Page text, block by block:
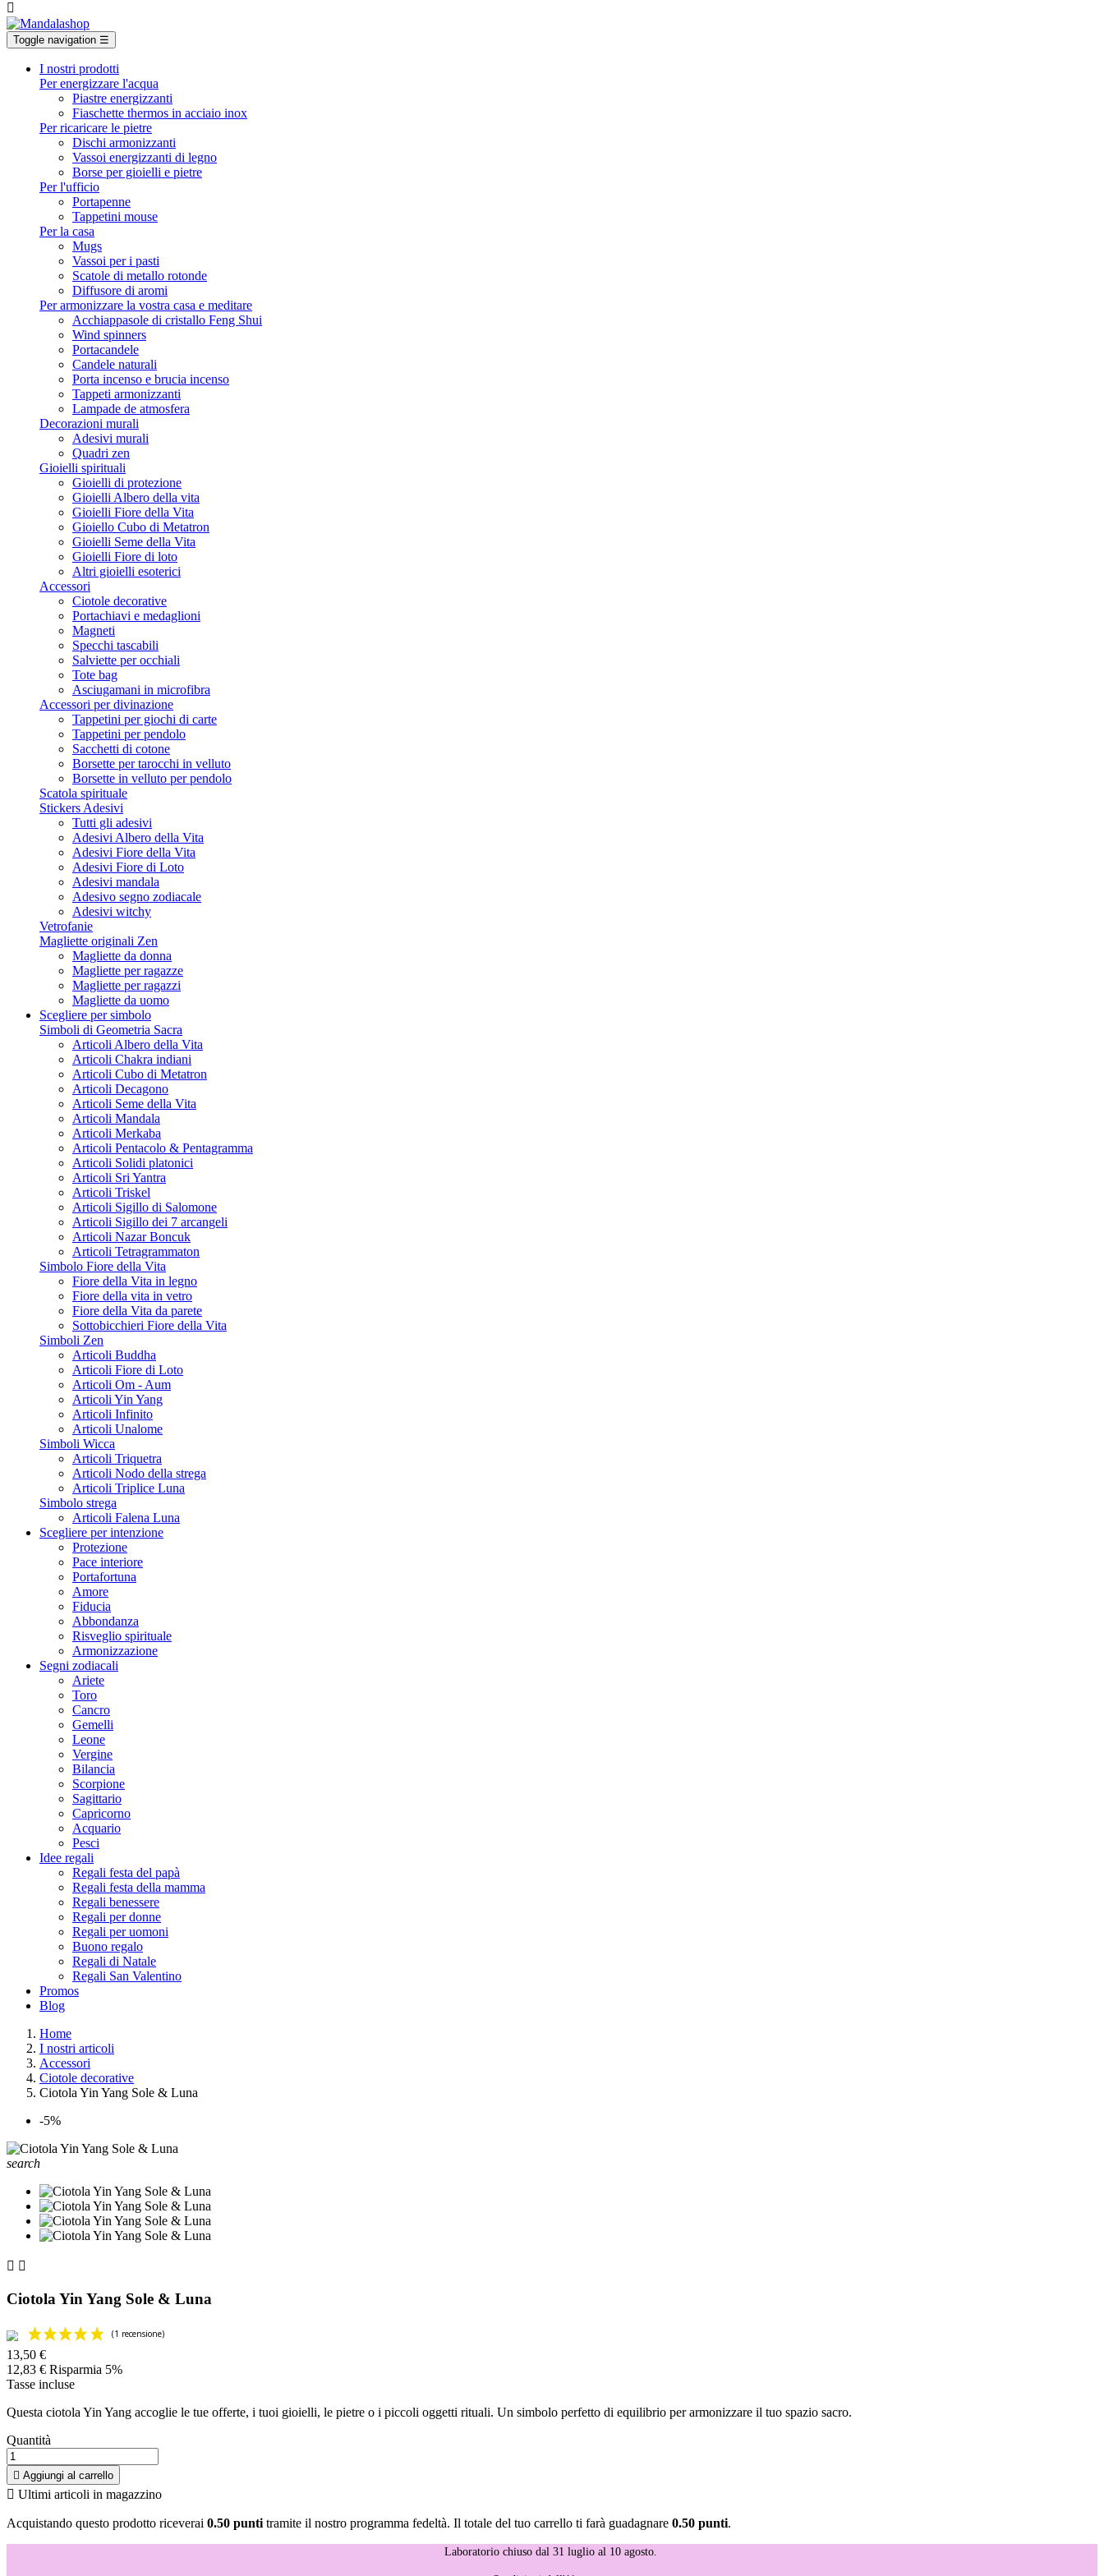

Toggle navigation ☰
I nostri prodotti
Per energizzare l'acqua
Piastre energizzanti
Fiaschette thermos in acciaio inox
Per ricaricare le pietre
Dischi armonizzanti
Vassoi energizzanti di legno
Borse per gioielli e pietre
Per l'ufficio
Portapenne
Tappetini mouse
Per la casa
Mugs
Vassoi per i pasti
Scatole di metallo rotonde
Diffusore di aromi
Per armonizzare la vostra casa e meditare
Acchiappasole di cristallo Feng Shui
Wind spinners
Portacandele
Candele naturali
Porta incenso e brucia incenso
Tappeti armonizzanti
Lampade de atmosfera
Decorazioni murali
Adesivi murali
Quadri zen
Gioielli spirituali
Gioielli di protezione
Gioielli Albero della vita
Gioielli Fiore della Vita
Gioiello Cubo di Metatron
Gioielli Seme della Vita
Gioielli Fiore di loto
Altri gioielli esoterici
Accessori
Ciotole decorative
Portachiavi e medaglioni
Magneti
Specchi tascabili
Salviette per occhiali
Tote bag
Asciugamani in microfibra
Accessori per divinazione
Tappetini per giochi di carte
Tappetini per pendolo
Sacchetti di cotone
Borsette per tarocchi in velluto
Borsette in velluto per pendolo
Scatola spirituale
Stickers Adesivi
Tutti gli adesivi
Adesivi Albero della Vita
Adesivi Fiore della Vita
Adesivi Fiore di Loto
Adesivi mandala
Adesivo segno zodiacale
Adesivi witchy
Vetrofanie
Magliette originali Zen
Magliette da donna
Magliette per ragazze
Magliette per ragazzi
Magliette da uomo
Scegliere per simbolo
Simboli di Geometria Sacra
Articoli Albero della Vita
Articoli Chakra indiani
Articoli Cubo di Metatron
Articoli Decagono
Articoli Seme della Vita
Articoli Mandala
Articoli Merkaba
Articoli Pentacolo & Pentagramma
Articoli Solidi platonici
Articoli Sri Yantra
Articoli Triskel
Articoli Sigillo di Salomone
Articoli Sigillo dei 7 arcangeli
Articoli Nazar Boncuk
Articoli Tetragrammaton
Simbolo Fiore della Vita
Fiore della Vita in legno
Fiore della vita in vetro
Fiore della Vita da parete
Sottobicchieri Fiore della Vita
Simboli Zen
Articoli Buddha
Articoli Fiore di Loto
Articoli Om - Aum
Articoli Yin Yang
Articoli Infinito
Articoli Unalome
Simboli Wicca
Articoli Triquetra
Articoli Nodo della strega
Articoli Triplice Luna
Simbolo strega
Articoli Falena Luna
Scegliere per intenzione
Protezione
Pace interiore
Portafortuna
Amore
Fiducia
Abbondanza
Risveglio spirituale
Armonizzazione
Segni zodiacali
Ariete
Toro
Cancro
Gemelli
Leone
Vergine
Bilancia
Scorpione
Sagittario
Capricorno
Acquario
Pesci
Idee regali
Regali festa del papà
Regali festa della mamma
Regali benessere
Regali per donne
Regali per uomoni
Buono regalo
Regali di Natale
Regali San Valentino
Promos
Blog
Home
I nostri articoli
Accessori
Ciotole decorative
Ciotola Yin Yang Sole & Luna
-5%
search
 
Ciotola Yin Yang Sole & Luna
13,50 €
12,83 € Risparmia 5%
Tasse incluse
Questa ciotola Yin Yang accoglie le tue offerte, i tuoi gioielli, le pietre o i piccoli oggetti rituali. Un simbolo perfetto di equilibrio per armonizzare il tuo spazio sacro.
Quantità
 Aggiungi al carrello
 Ultimi articoli in magazzino
Acquistando questo prodotto riceverai 0.50 punti tramite il nostro programma fedeltà. Il totale del tuo carrello ti farà guadagnare 0.50 punti.
Laboratorio chiuso dal 31 luglio al 10 agosto.